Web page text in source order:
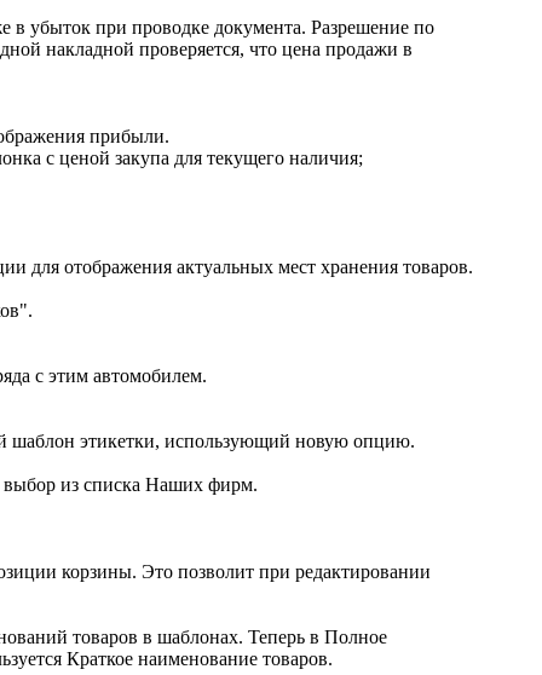
в убыток при проводке документа. Разрешение по
накладной проверяется, что цена продажи в
прибыли.
с ценой закупа для текущего наличия;
для отображения актуальных мест хранения товаров.
с этим автомобилем.
шаблон этикетки, использующий новую опцию.
из списка Наших фирм.
корзины. Это позволит при редактировании
товаров в шаблонах. Теперь в Полное
Краткое наименование товаров.